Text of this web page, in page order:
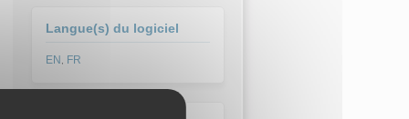
Langue(s) du logiciel
EN FR